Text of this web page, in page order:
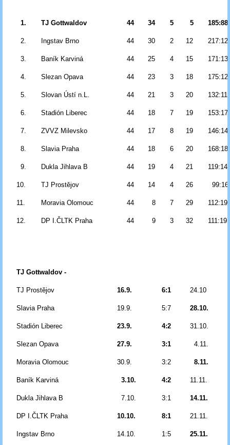
1. TJ Gottwaldov 44 34 5 5 185:88
2. Ingstav Brno 44 30 2 12
3. Baník Karviná 44 25 4 15
4. Slezan Opava 44 23 3 18
5. Slovan Ústí n.L. 44 21 3 20
6. Stadión Liberec 44 18 7 19
7. ZVVZ Milevsko 44 17 8 19
8. Slavia Praha 44 18 6 20
9. Dukla Jihlava B 44 19 4 21
10. TJ Prostějov 44 14 4 26
11. Moravia Olomouc 44 8 7 29
12. DP I.ČLTK Praha 44 9 3 32
TJ Gottwaldov -
TJ Prostějov 16.9. 6:1 24.10
Slavia Praha 19.9. 5:7 28.10.
Stadión Liberec 23.9. 4:2 31.10.
Slezan Opava 27.9. 3:1 4.11.
Moravia Olomouc 30.9. 3:2 8.11.
Baník Karviná 3.10. 4:2 11.11.
Dukla Jihlava B 7.10. 3:1 14.11.
DP I.ČLTK Praha 10.10. 8:1 21.11.
Ingstav Brno 14.10. 1:5 25.11.